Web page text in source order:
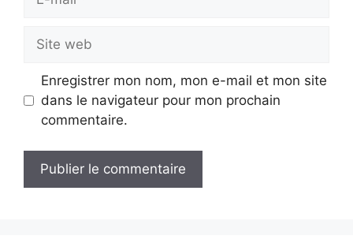
Site
web
Enregistrer mon nom, mon e-mail et mon site
dans le navigateur pour mon prochain
commentaire.